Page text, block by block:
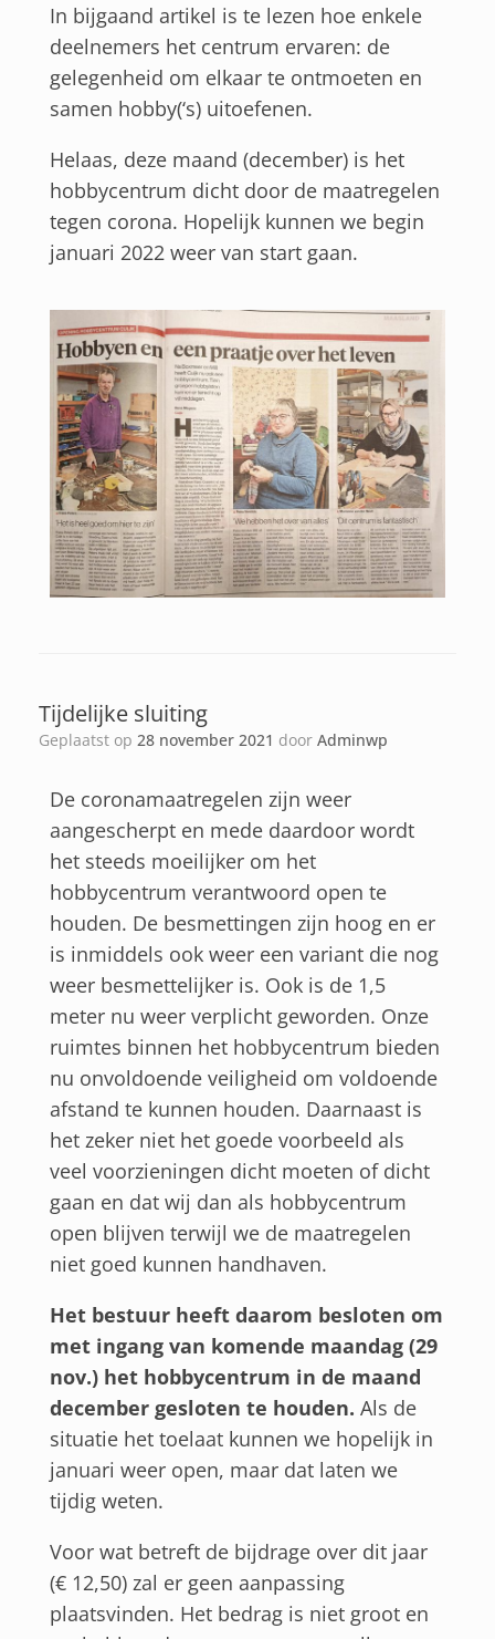
In bijgaand artikel is te lezen hoe enkele
deelnemers het centrum ervaren: de
gelegenheid om elkaar te ontmoeten en
samen hobby(‘s) uitoefenen.
Helaas, deze maand (december) is het
hobbycentrum dicht door de maatregelen
tegen corona. Hopelijk kunnen we begin
januari 2022 weer van start gaan.
Tijdelijke sluiting
Geplaatst op 28 november 2021 door Adminwp
De coronamaatregelen zijn weer
aangescherpt en mede daardoor wordt
het steeds moeilijker om het
hobbycentrum verantwoord open te
houden. De besmettingen zijn hoog en er
is inmiddels ook weer een variant die nog
weer besmettelijker is. Ook is de 1,5
meter nu weer verplicht geworden. Onze
ruimtes binnen het hobbycentrum bieden
nu onvoldoende veiligheid om voldoende
afstand te kunnen houden. Daarnaast is
het zeker niet het goede voorbeeld als
veel voorzieningen dicht moeten of dicht
gaan en dat wij dan als hobbycentrum
open blijven terwijl we de maatregelen
niet goed kunnen handhaven.
Het bestuur heeft daarom besloten om
met ingang van komende maandag (29
nov.) het hobbycentrum in de maand
december gesloten te houden. Als de
situatie het toelaat kunnen we hopelijk in
januari weer open, maar dat laten we
tijdig weten.
Voor wat betreft de bijdrage over dit jaar
(€ 12,50) zal er geen aanpassing
plaatsvinden. Het bedrag is niet groot en